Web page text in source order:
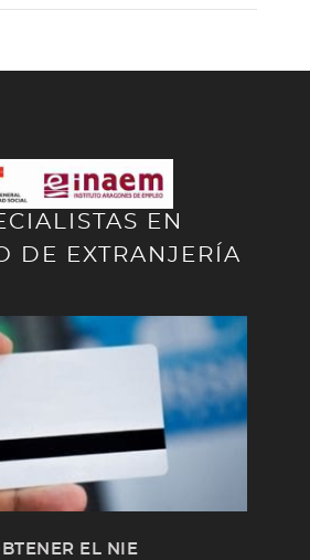
EN
DE EXTRANJERÍA
EL NIE